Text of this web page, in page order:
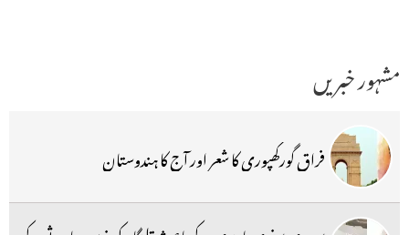
مشہور خبریں
فراق گورکھپوری کا شعر اور آج کا ہندوستان